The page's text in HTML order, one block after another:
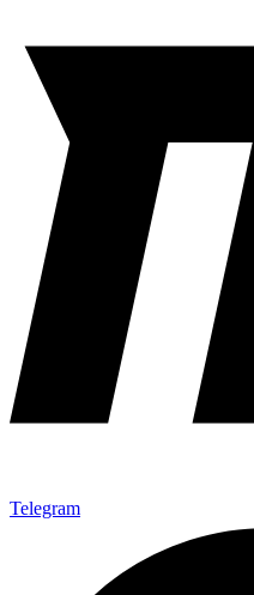
Telegram